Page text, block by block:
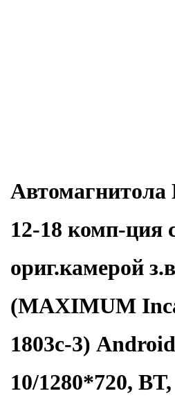
12-18 комп-ция
ориг.камерой
(MAXIMUM
1803c-3) Android
10/1280*720,